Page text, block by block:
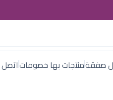
صفقةمنتجات بها خصوماتاتصل